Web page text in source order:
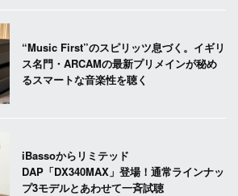
“Music First”のスピリッツ息づく。イギリ
ス名門・ARCAMの最新プリメインが秘め
るスマートな音楽性を聴く
iBassoからリミテッド
DAP「DX340MAX」登場！通常ラインナッ
プ3モデルとあわせて一斉試聴